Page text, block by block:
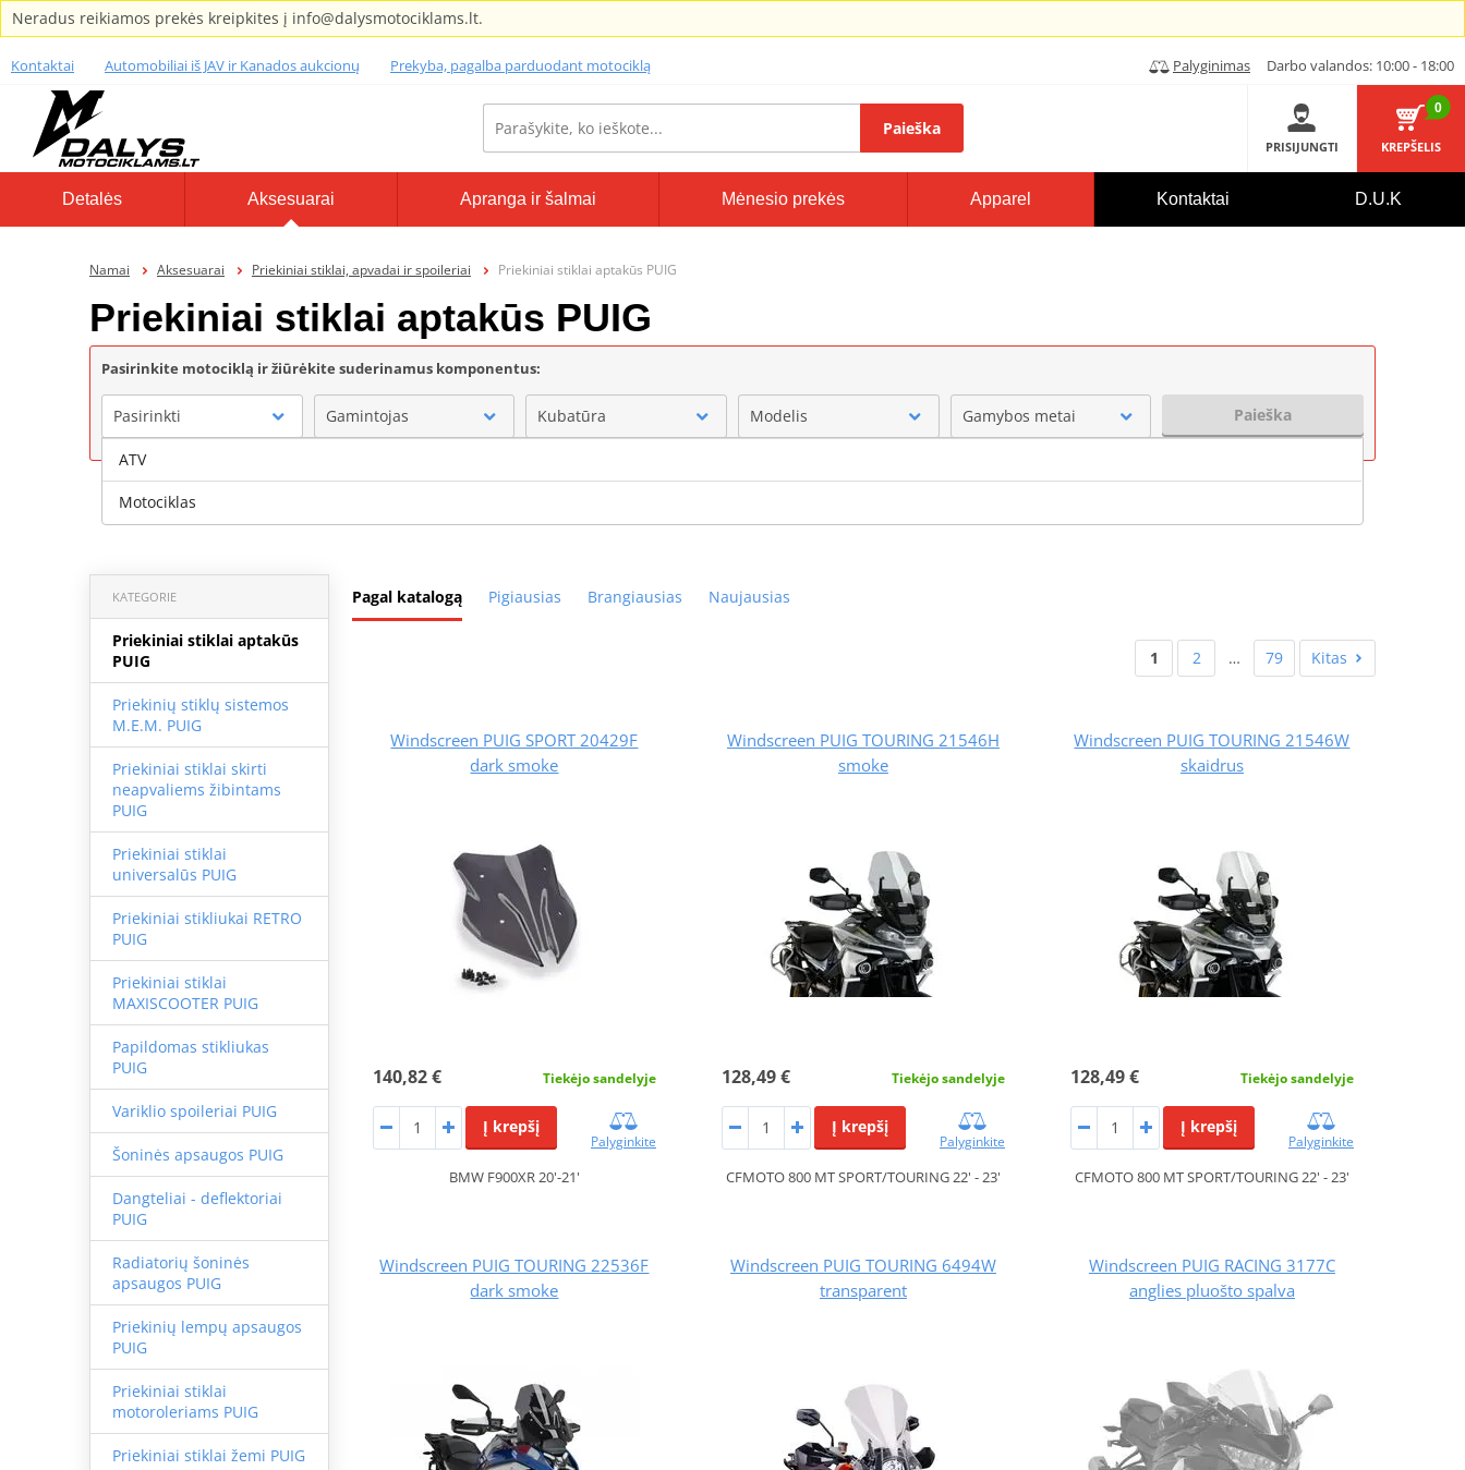
Neradus reikiamos prekės kreipkites į info@dalysmotociklams.lt.
Kontaktai Automobiliai iš JAV ir Kanados aukcionų Prekyba, pagalba parduodant motociklą Palyginimas Darbo valandos: 10:00 - 18:00
Paieška
PRISIJUNGTI
0
KREPŠELIS
Detalės Aksesuarai Apranga ir šalmai Mėnesio prekės Apparel Kontaktai D.U.K
Namai Aksesuarai Priekiniai stiklai, apvadai ir spoileriai Priekiniai stiklai aptakūs PUIG
Priekiniai stiklai aptakūs PUIG
Pasirinkite motociklą ir žiūrėkite suderinamus komponentus:
Pasirinkti Gamintojas Kubatūra Modelis Gamybos metai Paieška
Pagal katalogą Pigiausias Brangiausias Naujausias
KATEGORIE
Priekiniai stiklai aptakūs
PUIG
Priekinių stiklų sistemos
M.E.M. PUIG
Priekiniai stiklai skirti
neapvaliems žibintams
PUIG
Priekiniai stiklai
universalūs PUIG
Priekiniai stikliukai RETRO
PUIG
Priekiniai stiklai
MAXISCOOTER PUIG
Papildomas stikliukas
PUIG
Variklio spoileriai PUIG
Šoninės apsaugos PUIG
Dangteliai - deflektoriai
PUIG
Radiatorių šoninės
apsaugos PUIG
Priekinių lempų apsaugos
PUIG
Priekiniai stiklai
motoroleriams PUIG
Priekiniai stiklai žemi PUIG
1 2 … 79 Kitas
Windscreen PUIG SPORT 20429F
dark smoke
140,82 € Tiekėjo sandelyje
Į krepšį
Palyginkite
BMW F900XR 20'-21'
Windscreen PUIG TOURING 21546H
smoke
128,49 € Tiekėjo sandelyje
Į krepšį
Palyginkite
CFMOTO 800 MT SPORT/TOURING 22' - 23'
Windscreen PUIG TOURING 21546W
skaidrus
128,49 € Tiekėjo sandelyje
Į krepšį
Palyginkite
CFMOTO 800 MT SPORT/TOURING 22' - 23'
Windscreen PUIG TOURING 22536F
dark smoke
Windscreen PUIG TOURING 6494W
transparent
Windscreen PUIG RACING 3177C
anglies pluošto spalva
ATV
Motociklas